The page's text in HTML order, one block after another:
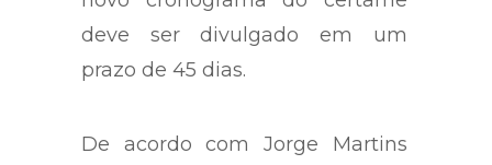
deve ser divulgado em um
prazo de 45 dias.
De acordo com Jorge Martins